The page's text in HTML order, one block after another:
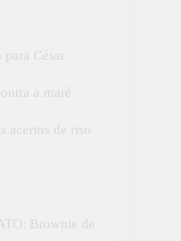
César
a maré
acertos de riso
Brownie de